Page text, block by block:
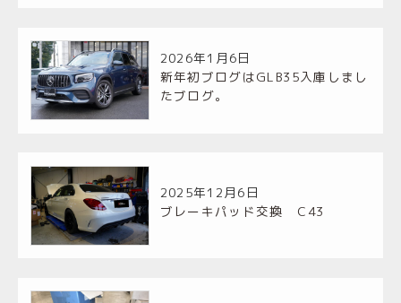
2026年1月6日
新年初ブログはGLB35入庫しまし
たブログ。
2025年12月6日
ブレーキパッド交換 C43